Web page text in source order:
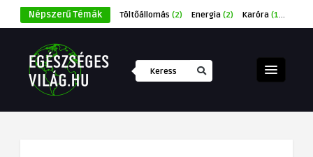
Népszerű Témák Töltőállomás (2) Energia (2) Karóra (1)